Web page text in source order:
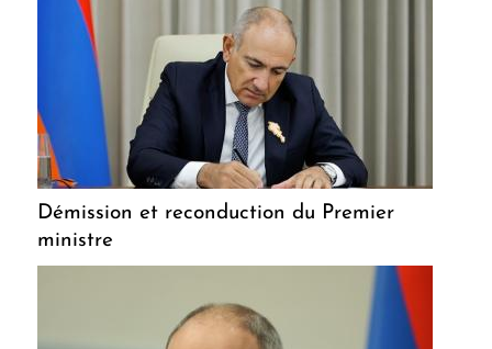
Démission et reconduction du Premier
ministre